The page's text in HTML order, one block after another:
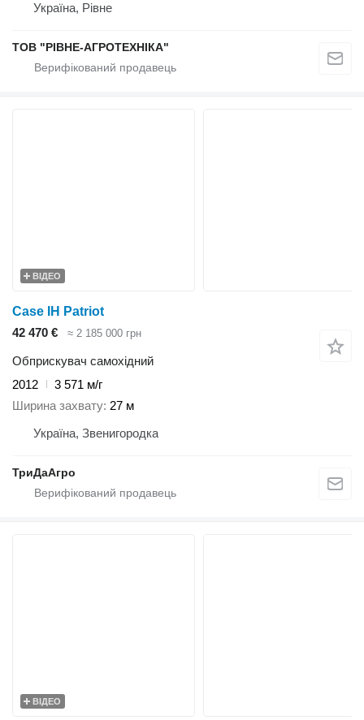
Україна, Рівне
ТОВ "РІВНЕ-АГРОТЕХНІКА"
ВІДЕО
Case IH Patriot
42 470 €
≈ 2 185 000 грн
Обприскувач самохідний
2012
3 571 м/г
Ширина захвату 27 м
Україна, Звенигородка
ТриДаАгро
ВІДЕО